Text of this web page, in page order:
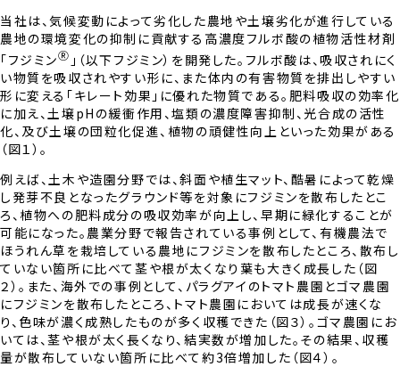
当社は、気候変動によって劣化した農地や土壌劣化が進行している
農地の環境変化の抑制に貢献する高濃度フルボ酸の植物活性材剤
「フジミンⓇ 」（以下フジミン）を開発した。フルボ酸は、吸収されにく
い物質を吸収されやすい形に、また体内の有害物質を排出しやすい
形に変える「キレート効果」に優れた物質である。肥料吸収の効率化
に加え、土壌pHの緩衝作用、塩類の濃度障害抑制、光合成の活性
化、及び土壌の団粒化促進、植物の頑健性向上といった効果がある
（図１）。
例えば、土木や造園分野では、斜面や植生マット、酷暑によって乾燥
し発芽不良となったグラウンド等を対象にフジミンを散布したとこ
ろ、植物への肥料成分の吸収効率が向上し、早期に緑化することが
可能になった。農業分野で報告されている事例として、有機農法で
ほうれん草を栽培している農地にフジミンを散布したところ、散布し
ていない箇所に比べて茎や根が太くなり葉も大きく成長した（図
２）。また、海外での事例として、パラグアイのトマト農園とゴマ農園
にフジミンを散布したところ、トマト農園においては成長が速くな
り、色味が濃く成熟したものが多く収穫できた（図３）。ゴマ農園にお
いては、茎や根が太く長くなり、結実数が増加した。その結果、収穫
量が散布していない箇所に比べて約3倍増加した（図４）。